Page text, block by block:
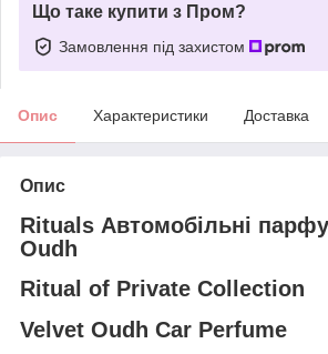
Що таке купити з Пром?
Замовлення під захистом
Опис Характеристики Доставка
Опис
Rituals Автомобільні
Oudh
Ritual of Private Collection
Velvet Oudh Car Perfume